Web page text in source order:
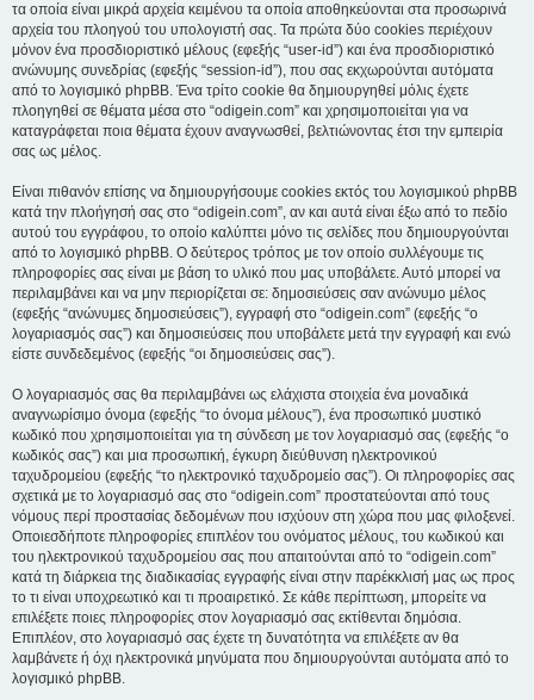
τα οποία είναι μικρά αρχεία κειμένου τα οποία αποθηκεύονται στα προσωρινά
αρχεία του πλοηγού του υπολογιστή σας. Τα πρώτα δύο cookies περιέχουν
μόνον ένα προσδιοριστικό μέλους (εφεξής “user-id”) και ένα προσδιοριστικό
ανώνυμης συνεδρίας (εφεξής “session-id”), που σας εκχωρούνται αυτόματα
από το λογισμικό phpBB. Ένα τρίτο cookie θα δημιουργηθεί μόλις έχετε
πλοηγηθεί σε θέματα μέσα στο “odigein.com” και χρησιμοποιείται για να
καταγράφεται ποια θέματα έχουν αναγνωσθεί, βελτιώνοντας έτσι την εμπειρία
σας ως μέλος.
Είναι πιθανόν επίσης να δημιουργήσουμε cookies εκτός του λογισμικού phpBB
κατά την πλοήγησή σας στο “odigein.com”, αν και αυτά είναι έξω από το πεδίο
αυτού του εγγράφου, το οποίο καλύπτει μόνο τις σελίδες που δημιουργούνται
από το λογισμικό phpBB. Ο δεύτερος τρόπος με τον οποίο συλλέγουμε τις
πληροφορίες σας είναι με βάση το υλικό που μας υποβάλετε. Αυτό μπορεί να
περιλαμβάνει και να μην περιορίζεται σε: δημοσιεύσεις σαν ανώνυμο μέλος
(εφεξής “ανώνυμες δημοσιεύσεις”), εγγραφή στο “odigein.com” (εφεξής “ο
λογαριασμός σας”) και δημοσιεύσεις που υποβάλετε μετά την εγγραφή και ενώ
είστε συνδεδεμένος (εφεξής “οι δημοσιεύσεις σας”).
Ο λογαριασμός σας θα περιλαμβάνει ως ελάχιστα στοιχεία ένα μοναδικά
αναγνωρίσιμο όνομα (εφεξής “το όνομα μέλους”), ένα προσωπικό μυστικό
κωδικό που χρησιμοποιείται για τη σύνδεση με τον λογαριασμό σας (εφεξής “ο
κωδικός σας”) και μια προσωπική, έγκυρη διεύθυνση ηλεκτρονικού
ταχυδρομείου (εφεξής “το ηλεκτρονικό ταχυδρομείο σας”). Οι πληροφορίες σας
σχετικά με το λογαριασμό σας στο “odigein.com” προστατεύονται από τους
νόμους περί προστασίας δεδομένων που ισχύουν στη χώρα που μας φιλοξενεί.
Οποιεσδήποτε πληροφορίες επιπλέον του ονόματος μέλους, του κωδικού και
του ηλεκτρονικού ταχυδρομείου σας που απαιτούνται από το “odigein.com”
κατά τη διάρκεια της διαδικασίας εγγραφής είναι στην παρέκκλισή μας ως προς
το τι είναι υποχρεωτικό και τι προαιρετικό. Σε κάθε περίπτωση, μπορείτε να
επιλέξετε ποιες πληροφορίες στον λογαριασμό σας εκτίθενται δημόσια.
Επιπλέον, στο λογαριασμό σας έχετε τη δυνατότητα να επιλέξετε αν θα
λαμβάνετε ή όχι ηλεκτρονικά μηνύματα που δημιουργούνται αυτόματα από το
λογισμικό phpBB.